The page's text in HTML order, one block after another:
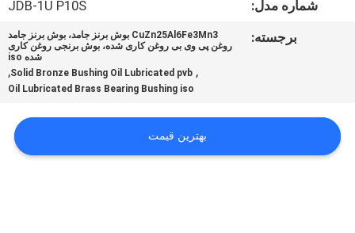
درباره
کارخانه
کنترل
شماره مدل:
JDB-1U P10S
برجسته:
CuZn25Al6Fe3Mn3 بوش برنز جامد، بوش برنز جامد
روغن پی وی بی روغن کاری شده، بوش برنجی روغن کاری
شده iso
,
Solid Bronze Bushing Oil Lubricated pvb
,
Oil Lubricated Brass Bearing Bushing iso
بهترین قیمت